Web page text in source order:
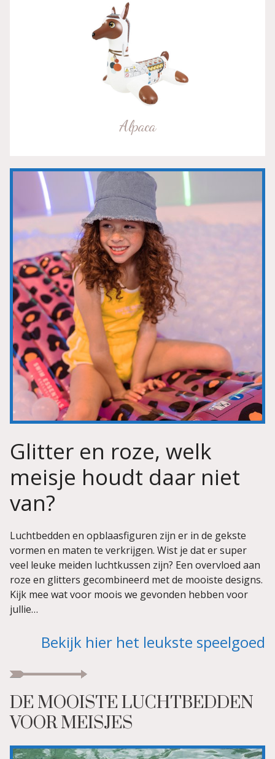
Alpaca
Glitter en roze, welk
meisje houdt daar niet
van?
Luchtbedden en opblaasfiguren zijn er in de gekste
vormen en maten te verkrijgen. Wist je dat er super
veel leuke meiden luchtkussen zijn? Een overvloed aan
roze en glitters gecombineerd met de mooiste designs.
Kijk mee wat voor moois we gevonden hebben voor
jullie…
Bekijk hier het leukste speelgoed
DE MOOISTE LUCHTBEDDEN
VOOR MEISJES